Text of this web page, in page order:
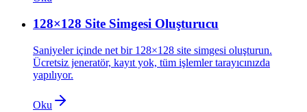
128×128 Site Simgesi Oluşturucu
Saniyeler içinde net bir 128×128 site simgesi oluşturun.
Ücretsiz jeneratör, kayıt yok, tüm işlemler tarayıcınızda
yapılıyor.
Oku